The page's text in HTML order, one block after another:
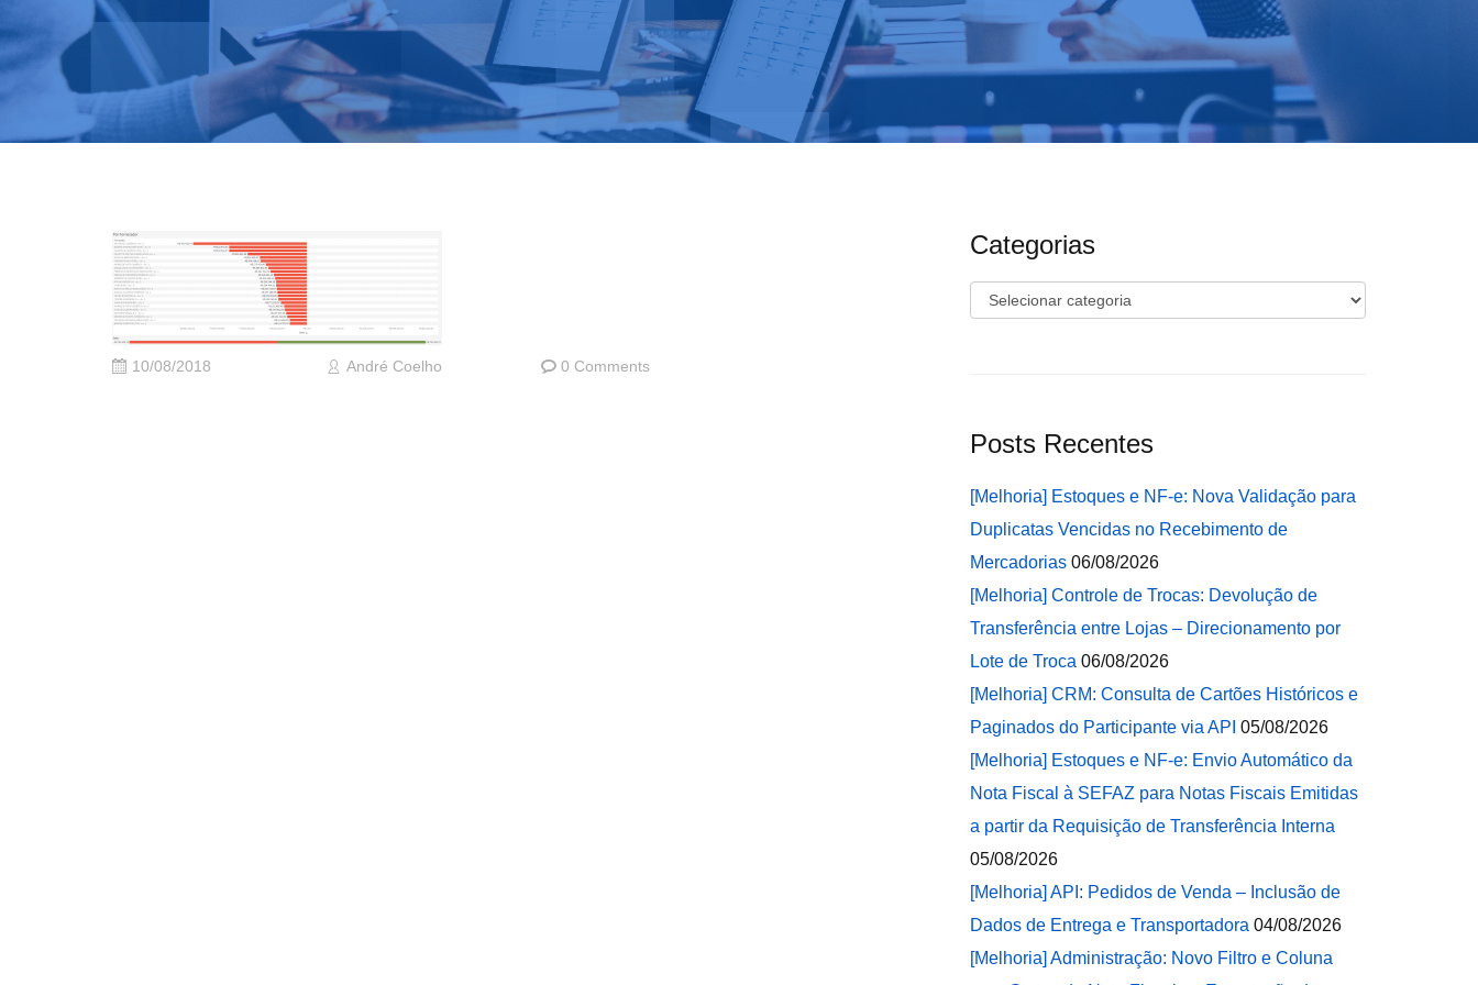
10/08/2018 André Coelho 0 Comments
Categorias
Categorias
Posts Recentes
[Melhoria] Estoques e NF-e: Nova Validação para
Duplicatas Vencidas no Recebimento de
Mercadorias 06/08/2026
[Melhoria] Controle de Trocas: Devolução de
Transferência entre Lojas – Direcionamento por
Lote de Troca 06/08/2026
[Melhoria] CRM: Consulta de Cartões Históricos e
Paginados do Participante via API 05/08/2026
[Melhoria] Estoques e NF-e: Envio Automático da
Nota Fiscal à SEFAZ para Notas Fiscais Emitidas
a partir da Requisição de Transferência Interna
05/08/2026
[Melhoria] API: Pedidos de Venda – Inclusão de
Dados de Entrega e Transportadora 04/08/2026
[Melhoria] Administração: Novo Filtro e Coluna